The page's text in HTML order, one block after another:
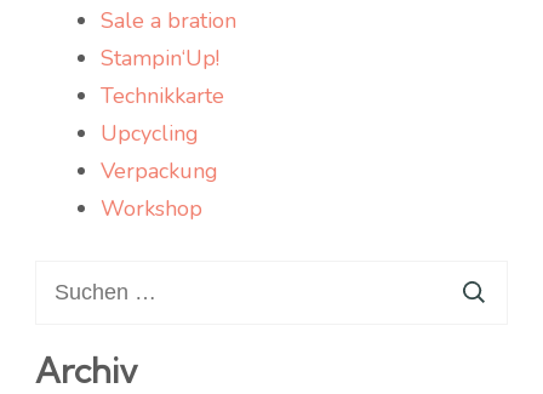
Sale a bration
Stampin‘Up!
Technikkarte
Upcycling
Verpackung
Workshop
nach:
Archiv